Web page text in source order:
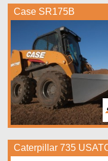
Case SR175B
Caterpillar 735